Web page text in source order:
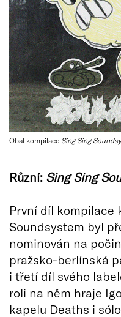
Obal kompilace Sing Sing
Různí: Sing Sing
První díl kompilace
Soundsystem byl
nominován na
pražsko-berlínská
i třetí díl svého
roli na něm hraje
kapelu Deaths i